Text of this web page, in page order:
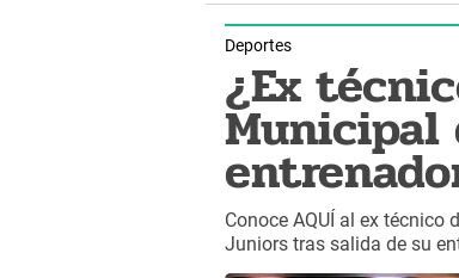
Deportes
¿Ex
Municipal
Conoce AQUÍ al ex técnico
Juniors tras salida de su